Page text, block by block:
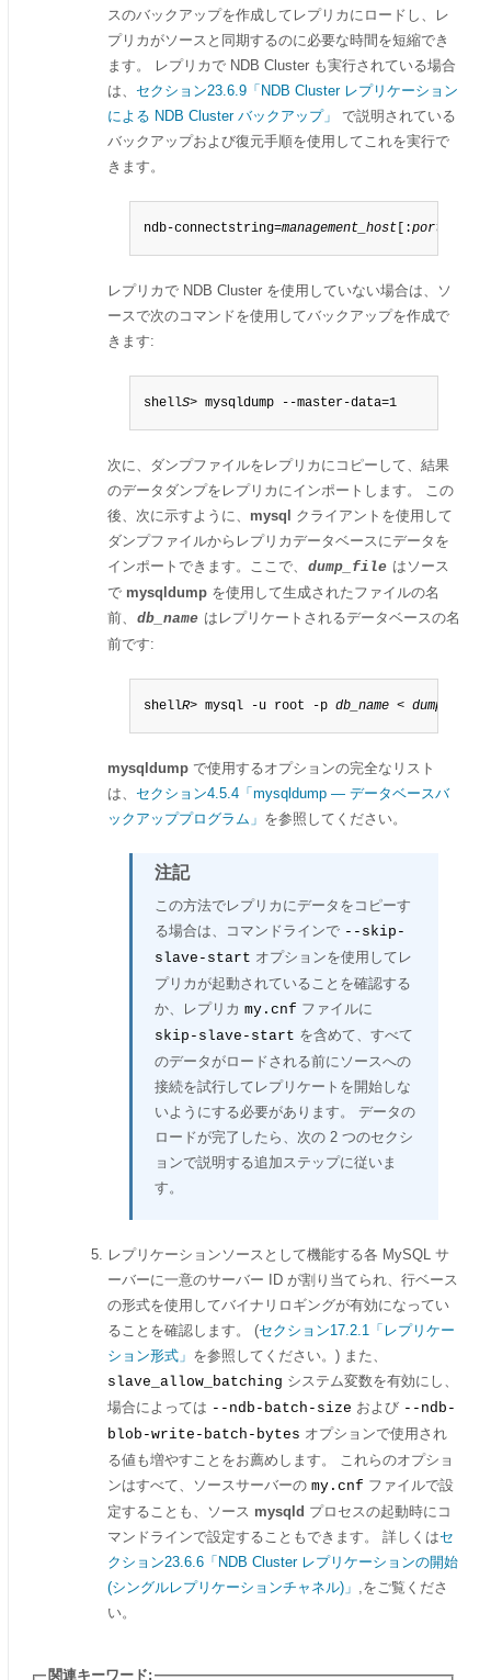
スのバックアップを作成してレプリカにロードし、レ
プリカがソースと同期するのに必要な時間を短縮でき
ます。 レプリカで NDB Cluster も実行されている場合
は、 セクション23.6.9「NDB Cluster レプリケーション
による NDB Cluster バックアップ」
で説明されている
バックアップおよび復元手順を使用してこれを実行で
きます。
ndb-connectstring=management_host [:port
レプリカで NDB Cluster を使用していない場合は、ソ
ースで次のコマンドを使用してバックアップを作成で
きます:
shellS> mysqldump --master-data=1
次に、ダンプファイルをレプリカにコピーして、結果
のデータダンプをレプリカにインポートします。 この
後、次に示すように、 mysql
クライアントを使用して
ダンプファイルからレプリカデータベースにデータを
インポートできます。ここで、 dump_file はソース
で mysqldump を使用して生成されたファイルの名
前、 db_name はレプリケートされるデータベースの名
前です:
shellR> mysql -u root -p db_name < dump_file
mysqldump で使用するオプションの完全なリスト
は、 セクション4.5.4「mysqldump — データベースバ
ックアッププログラム」 を参照してください。
注記
この方法でレプリカにデータをコピーす
る場合は、コマンドラインで --skip-
slave-start オプションを使用してレ
プリカが起動されていることを確認する
か、レプリカ my.cnf ファイルに
skip-slave-start を含めて、すべて
のデータがロードされる前にソースへの
接続を試行してレプリケートを開始しな
いようにする必要があります。 データの
ロードが完了したら、次の 2 つのセクシ
ョンで説明する追加ステップに従いま
す。
レプリケーションソースとして機能する各 MySQL サ
ーバーに一意のサーバー ID が割り当てられ、行ベース
の形式を使用してバイナリロギングが有効になってい
ることを確認します。 (セクション17.2.1「レプリケー
ション形式」 を参照してください。) また、
slave_allow_batching システム変数を有効にし、
場合によっては --ndb-batch-size および --ndb-
blob-write-batch-bytes オプションで使用され
る値も増やすことをお薦めします。 これらのオプショ
ンはすべて、ソースサーバーの my.cnf ファイルで設
定することも、ソース mysqld プロセスの起動時にコ
マンドラインで設定することもできます。 詳しくはセ
クション23.6.6「NDB Cluster レプリケーションの開始
(シングルレプリケーションチャネル)」 ,をご覧くださ
い。
関連キーワード: